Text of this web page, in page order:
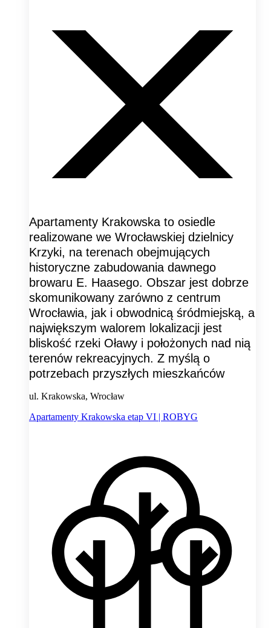
Apartamenty Krakowska to osiedle
realizowane we Wrocławskiej dzielnicy
Krzyki, na terenach obejmujących
historyczne zabudowania dawnego
browaru E. Haasego. Obszar jest dobrze
skomunikowany zarówno z centrum
Wrocławia, jak i obwodnicą śródmiejską, a
największym walorem lokalizacji jest
bliskość rzeki Oławy i położonych nad nią
terenów rekreacyjnych. Z myślą o
potrzebach przyszłych mieszkańców
ul. Krakowska, Wrocław
Apartamenty Krakowska etap VI | ROBYG